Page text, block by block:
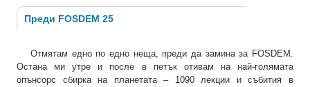
Преди FOSDEM 25
Отмятам едно по едно неща, преди да замина за FOSDEM.
Остана ми утре и после в петък отивам на най-голямата
опънсорс сбирка на планетата – 1090 лекции и събития в